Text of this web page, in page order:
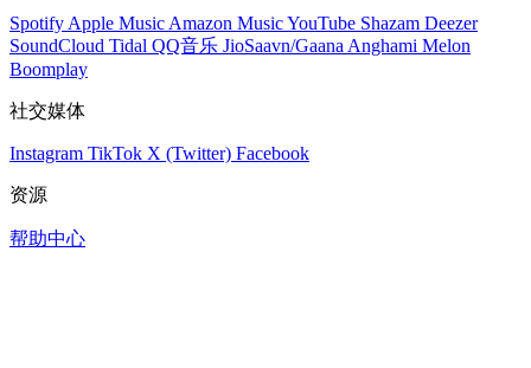
Spotify Apple Music Amazon MusicYouTube Shazam Deezer
SoundCloud Tidal QQ音乐 JioSaavn/Gaana Anghami Melon
Boomplay
社交媒体
Instagram TikTok X (Twitter) Facebook
资源
帮助中心